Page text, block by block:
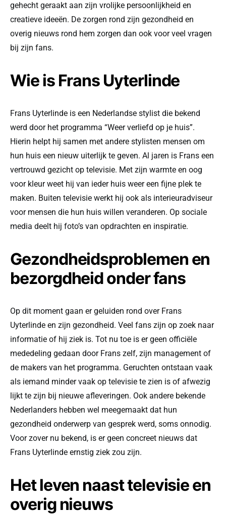
gehecht geraakt aan zijn vrolijke persoonlijkheid en
creatieve ideeën. De zorgen rond zijn gezondheid en
overig nieuws rond hem zorgen dan ook voor veel vragen
bij zijn fans.
Wie is Frans Uyterlinde
Frans Uyterlinde is een Nederlandse stylist die bekend
werd door het programma “Weer verliefd op je huis”.
Hierin helpt hij samen met andere stylisten mensen om
hun huis een nieuw uiterlijk te geven. Al jaren is Frans een
vertrouwd gezicht op televisie. Met zijn warmte en oog
voor kleur weet hij van ieder huis weer een fijne plek te
maken. Buiten televisie werkt hij ook als interieuradviseur
voor mensen die hun huis willen veranderen. Op sociale
media deelt hij foto’s van opdrachten en inspiratie.
Gezondheidsproblemen en
bezorgdheid onder fans
Op dit moment gaan er geluiden rond over Frans
Uyterlinde en zijn gezondheid. Veel fans zijn op zoek naar
informatie of hij ziek is. Tot nu toe is er geen officiële
mededeling gedaan door Frans zelf, zijn management of
de makers van het programma. Geruchten ontstaan vaak
als iemand minder vaak op televisie te zien is of afwezig
lijkt te zijn bij nieuwe afleveringen. Ook andere bekende
Nederlanders hebben wel meegemaakt dat hun
gezondheid onderwerp van gesprek werd, soms onnodig.
Voor zover nu bekend, is er geen concreet nieuws dat
Frans Uyterlinde ernstig ziek zou zijn.
Het leven naast televisie en
overig nieuws